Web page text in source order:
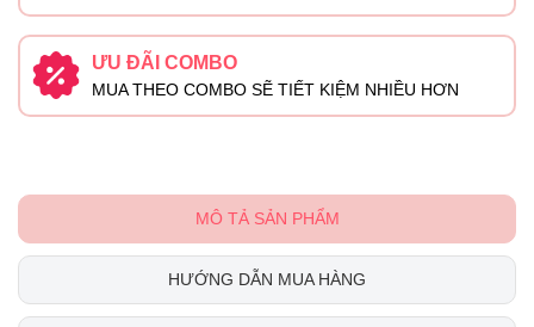
ƯU ĐÃI COMBO
MUA THEO COMBO SẼ TIẾT KIỆM NHIỀU HƠN
MÔ TẢ SẢN PHẨM
HƯỚNG DẪN MUA HÀNG